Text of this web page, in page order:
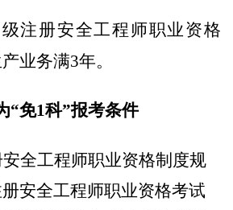
注册安全工程师职业资格
业务满3年。
“免1科”报考条件
全工程师职业资格制度规
安全工程师职业资格考试